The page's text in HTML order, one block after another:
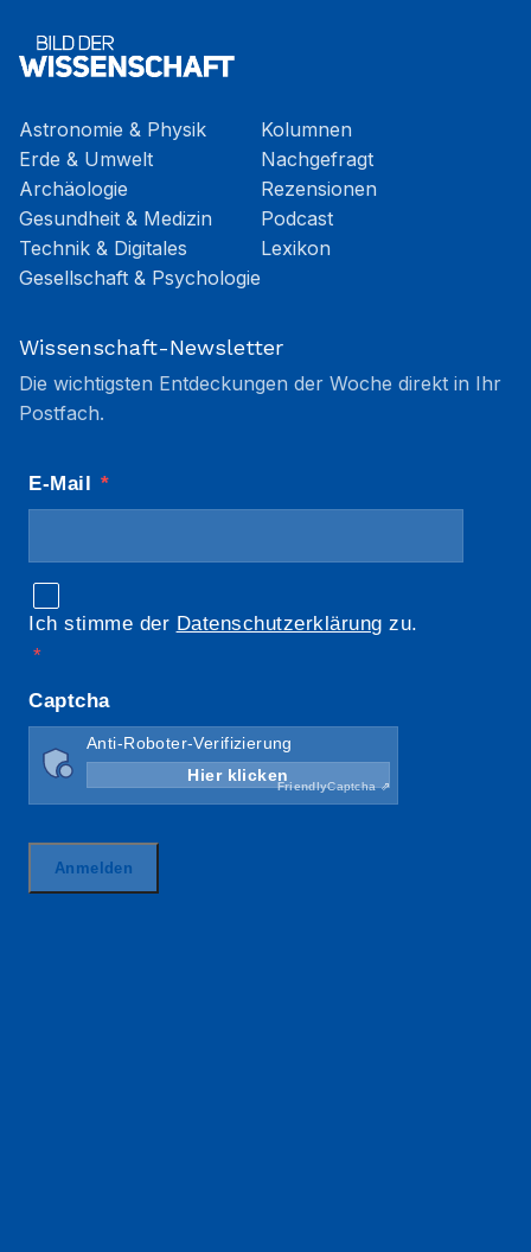
Astronomie & Physik
Erde & Umwelt
Archäologie
Gesundheit & Medizin
Technik & Digitales
Gesellschaft & Psychologie
Kolumnen
Nachgefragt
Rezensionen
Podcast
Lexikon
Wissenschaft-Newsletter
Die wichtigsten Entdeckungen der Woche direkt in Ihr
Postfach.